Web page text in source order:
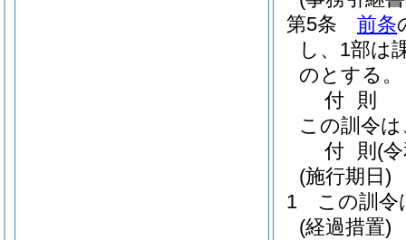
第5条
前条
し、1部は
のとする。
付 則
この訓令
付 則 (
(施行期日)
1
この訓令
(経過措置)